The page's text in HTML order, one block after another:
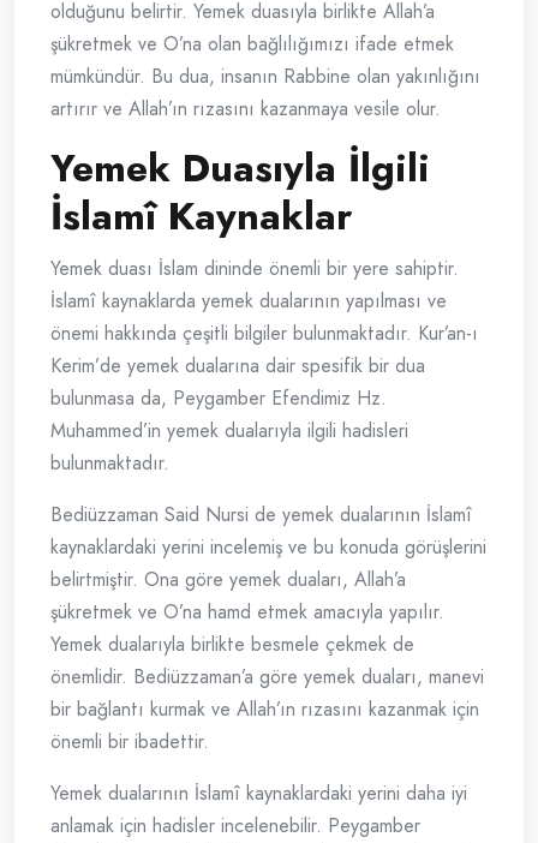
olduğunu belirtir. Yemek duasıyla birlikte Allah’a
şükretmek ve O’na olan bağlılığımızı ifade etmek
mümkündür. Bu dua, insanın Rabbine olan yakınlığını
artırır ve Allah’ın rızasını kazanmaya vesile olur.
Yemek Duasıyla İlgili
İslamî Kaynaklar
Yemek duası İslam dininde önemli bir yere sahiptir.
İslamî kaynaklarda yemek dualarının yapılması ve
önemi hakkında çeşitli bilgiler bulunmaktadır. Kur’an-ı
Kerim’de yemek dualarına dair spesifik bir dua
bulunmasa da, Peygamber Efendimiz Hz.
Muhammed’in yemek dualarıyla ilgili hadisleri
bulunmaktadır.
Bediüzzaman Said Nursi de yemek dualarının İslamî
kaynaklardaki yerini incelemiş ve bu konuda görüşlerini
belirtmiştir. Ona göre yemek duaları, Allah’a
şükretmek ve O’na hamd etmek amacıyla yapılır.
Yemek dualarıyla birlikte besmele çekmek de
önemlidir. Bediüzzaman’a göre yemek duaları, manevi
bir bağlantı kurmak ve Allah’ın rızasını kazanmak için
önemli bir ibadettir.
Yemek dualarının İslamî kaynaklardaki yerini daha iyi
anlamak için hadisler incelenebilir. Peygamber